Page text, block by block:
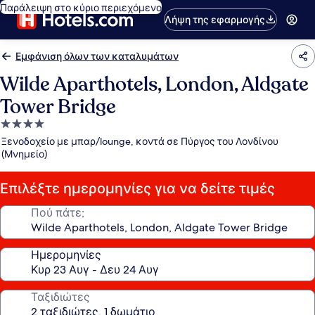
Παράλειψη στο κύριο περιεχόμενο
Λήψη της εφαρμογής
Εμφάνιση όλων των καταλυμάτων
Wilde Aparthotels, London, Aldgate
Tower Bridge
Κατάλυμα
με
4.0
αστέρια
Ξενοδοχείο με μπαρ/lounge, κοντά σε Πύργος του Λονδίνου
(Μνημείο)
Επιλέξτε ημερομηνίες για να δείτε τιμές
Πού πάτε;
Ημερομηνίες
Ταξιδιώτες